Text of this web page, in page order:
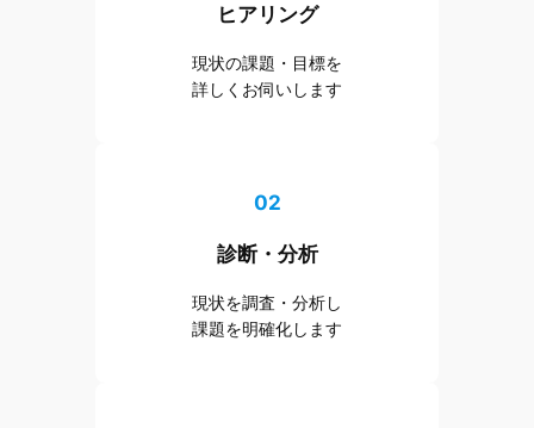
ヒアリング
現状の課題・目標を
詳しくお伺いします
02
診断・分析
現状を調査・分析し
課題を明確化します